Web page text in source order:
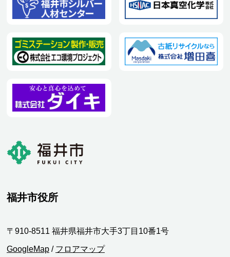
福井市役所
〒910-8511 福井県福井市大手3丁目10番1号
GoogleMap / フロアマップ